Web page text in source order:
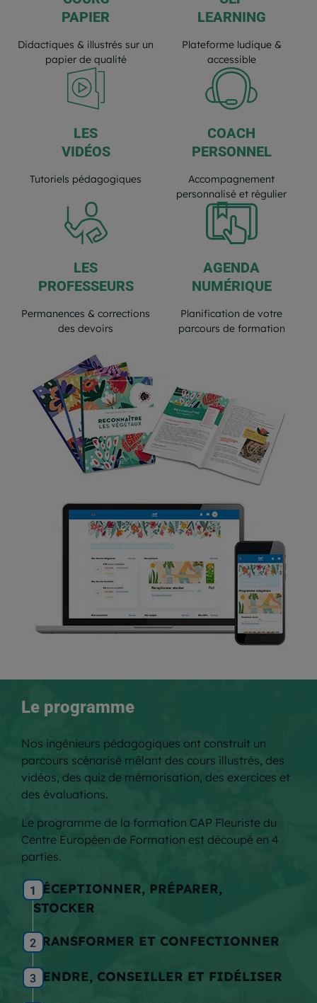
PAPIER
Didactiques & illustrés sur un
papier de qualité
LEARNING
Plateforme ludique &
accessible
LES
VIDÉOS
Tutoriels pédagogiques
COACH
PERSONNEL
Accompagnement
personnalisé et régulier
LES
PROFESSEURS
Permanences & corrections
des devoirs
AGENDA
NUMÉRIQUE
Planification de votre
parcours de formation
Le programme
Nos ingénieurs pédagogiques ont construit un
parcours scénarisé mêlant des cours illustrés, des
vidéos, des quiz de mémorisation, des exercices et
des évaluations.
Le programme de la formation CAP Fleuriste du
Centre Européen de Formation est découpé en 4
parties.
1RÉCEPTIONNER, PRÉPARER,
STOCKER
2TRANSFORMER ET CONFECTIONNER
3VENDRE, CONSEILLER ET FIDÉLISER